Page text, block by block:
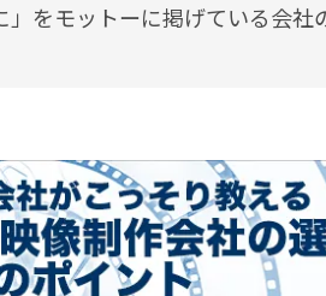
をモットーに掲げている会社